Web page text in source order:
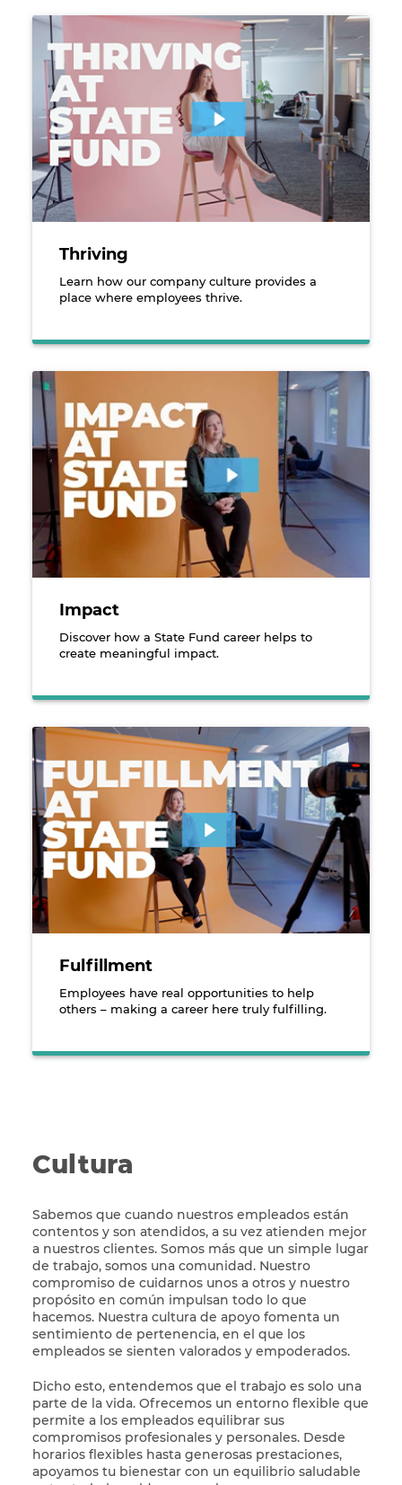
An employee sitting in front of a video interview
Thriving
Learn how our company culture provides a
place where employees thrive.
An employee sitting in front of a video interview
Impact
Discover how a State Fund career helps to
create meaningful impact.
An employee sitting in front of a video interview
Fulfillment
Employees have real opportunities to help
others – making a career here truly fulfilling.
Cultura
Sabemos que cuando nuestros empleados están
contentos y son atendidos, a su vez atienden mejor
a nuestros clientes. Somos más que un simple lugar
de trabajo, somos una comunidad. Nuestro
compromiso de cuidarnos unos a otros y nuestro
propósito en común impulsan todo lo que
hacemos. Nuestra cultura de apoyo fomenta un
sentimiento de pertenencia, en el que los
empleados se sienten valorados y empoderados.
Dicho esto, entendemos que el trabajo es solo una
parte de la vida. Ofrecemos un entorno flexible que
permite a los empleados equilibrar sus
compromisos profesionales y personales. Desde
horarios flexibles hasta generosas prestaciones,
apoyamos tu bienestar con un equilibrio saludable